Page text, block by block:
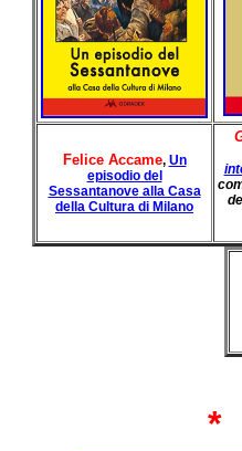
Felice Accame, Un
episodio del
Sessantanovealla Casa
della Cultura di Milano
*